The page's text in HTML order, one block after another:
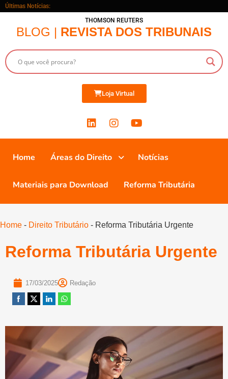
Últimas Notícias:
THOMSON REUTERS
BLOG | REVISTA DOS TRIBUNAIS
Loja Virtual
Home Áreas do Direito Notícias
Materiais para Download Reforma Tributária
Home - Direito Tributário - Reforma Tributária Urgente
Reforma Tributária Urgente
17/03/2025 Redação